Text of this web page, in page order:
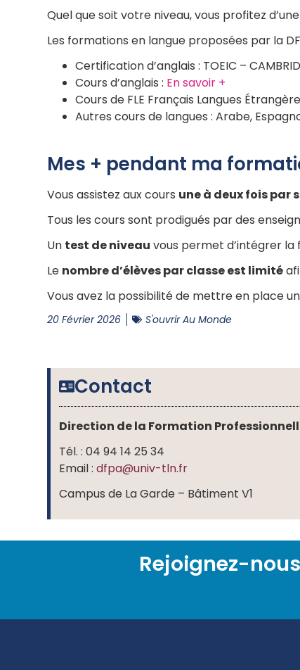
Quel que soit votre niveau, vous profitez
Les formations en langue proposées par la
Certification d’anglais : TOEIC –
Cours d’anglais : En savoir +
Cours de FLE Français Langues
Autres cours de langues : Arabe,
Mes + pendant ma
Vous assistez aux cours une à deux fois par
Tous les cours sont prodigués par des
Un test de niveau vous permet d’intégrer
Le nombre d’élèves par classe est limité
Vous avez la possibilité de mettre en place
20 Février 2026 S'ouvrir Au Monde
Contact
Direction de la Formation
Tél. : 04 94 14 25 34
Email :dfpa@univ-tln.fr
Campus de La Garde – Bâtiment V1
Rejoignez-